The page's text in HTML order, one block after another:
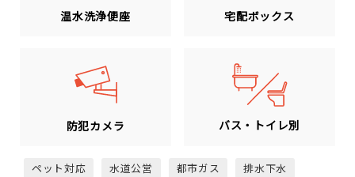
温水洗浄便座 宅配ボックス
防犯カメラ バス・トイレ別
ペット対応 水道公営 都市ガス
排水下水